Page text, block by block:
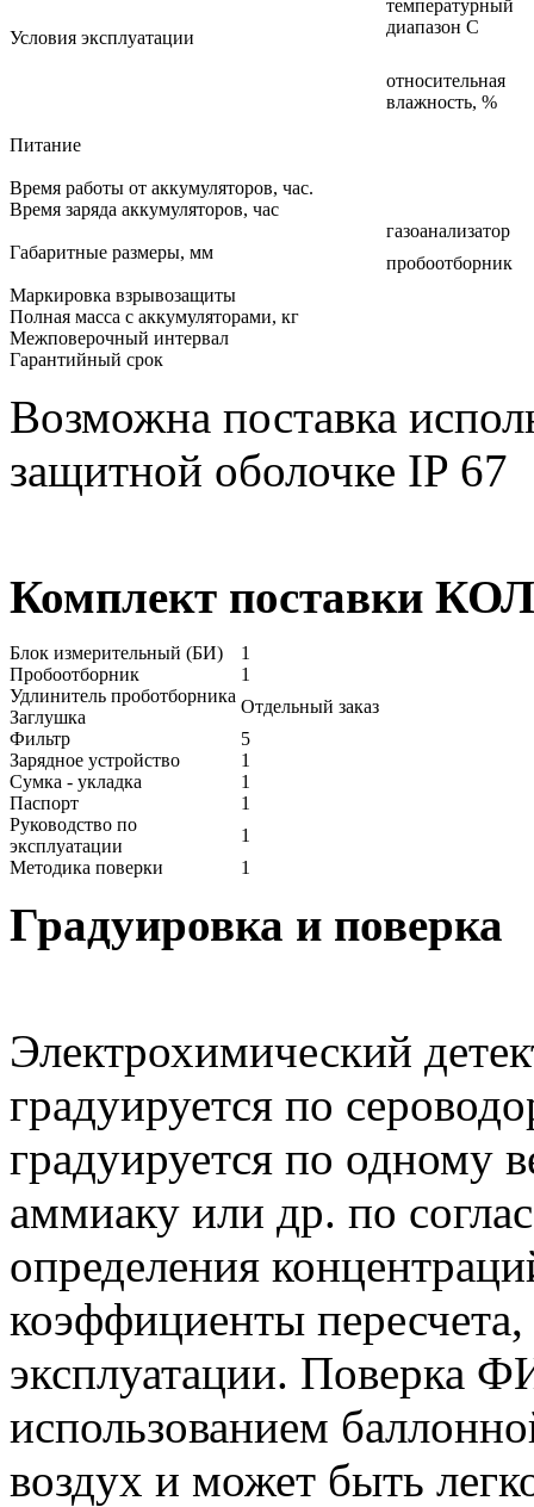
Условия эксплуатации
температурный
диапазон С
относительная
влажность, %
Питание
Время работы от аккумуляторов, час.
Время заряда аккумуляторов, час
Габаритные размеры, мм
газоанализатор
пробоотборник
Маркировка взрывозащиты
Полная масса с аккумуляторами, кг
Межповерочный интервал
Гарантийный срок
Возможна поставка
защитной оболочке IP 67
Комплект поставки
Блок измерительный (БИ)
1
Пробоотборник
1
Удлинитель проботборника
Отдельный заказ
Заглушка
Фильтр
5
Зарядное устройство
1
Сумка - укладка
1
Паспорт
1
Руководство по
эксплуатации
1
Методика поверки
1
Градуировка и поверка
Электрохимический
градуируется по
градуируется по одному
аммиаку или др. по
определения
коэффициенты
эксплуатации. Поверка
использованием
воздух и может быть